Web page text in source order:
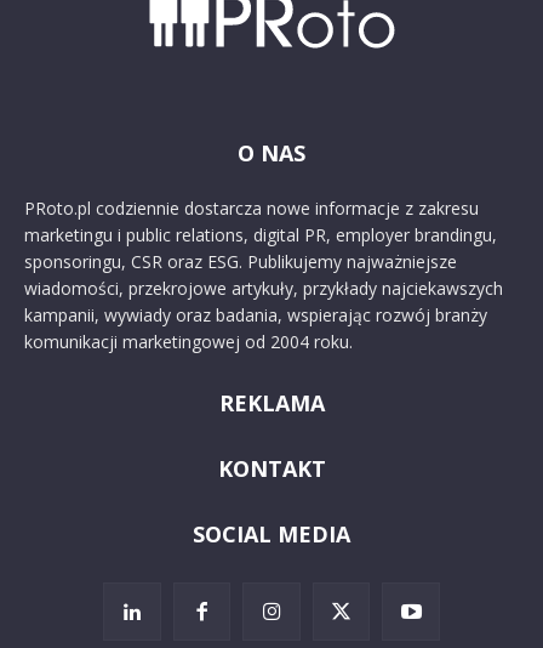
O NAS
PRoto.pl codziennie dostarcza nowe informacje z zakresu
marketingu i public relations, digital PR, employer brandingu,
sponsoringu, CSR oraz ESG. Publikujemy najważniejsze
wiadomości, przekrojowe artykuły, przykłady najciekawszych
kampanii, wywiady oraz badania, wspierając rozwój branży
komunikacji marketingowej od 2004 roku.
REKLAMA
KONTAKT
SOCIAL MEDIA